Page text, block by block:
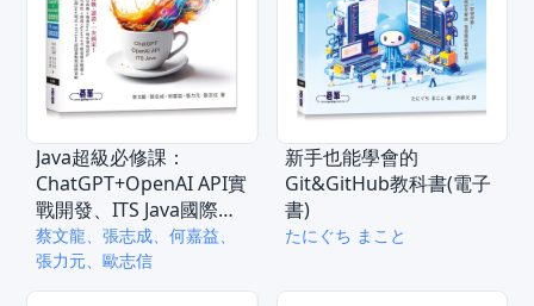
Java超級必修課：
ChatGPT+OpenAI API實
戰開發、ITS Java國際認
證(電子書)
蔡文龍、張志成、何嘉益、
張力元、歐志信
新手也能學會的
Git&GitHub教科書(電子
書)
たにぐち まこと